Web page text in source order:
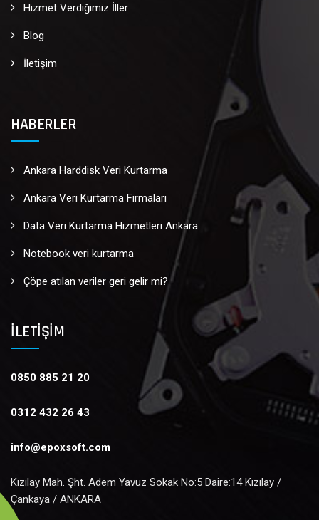
Hizmet Verdiğimiz İller
Blog
İletişim
HABERLER
Ankara Harddisk Veri Kurtarma
Ankara Veri Kurtarma Firmaları
Data Veri Kurtarma Hizmetleri Ankara
Notebook veri kurtarma
Çöpe atılan veriler geri gelir mi?
İLETIŞIM
0850 885 21 20
0312 432 26 43
info@epoxsoft.com
Kızılay Mah. Şht. Adem Yavuz Sokak No:5 Daire:14 Kızılay /
Çankaya / ANKARA